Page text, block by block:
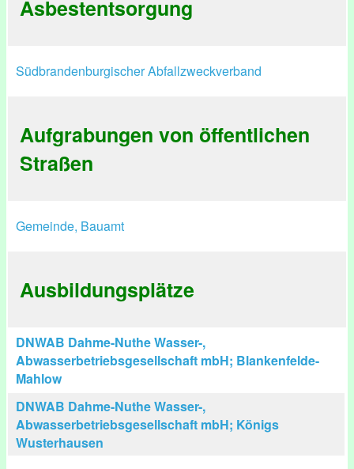
Asbestentsorgung
Südbrandenburgischer Abfallzweckverband
Aufgrabungen von öffentlichen
Straßen
Gemeinde, Bauamt
Ausbildungsplätze
DNWAB Dahme-Nuthe Wasser-,
Abwasserbetriebsgesellschaft mbH; Blankenfelde-
Mahlow
DNWAB Dahme-Nuthe Wasser-,
Abwasserbetriebsgesellschaft mbH; Königs
Wusterhausen